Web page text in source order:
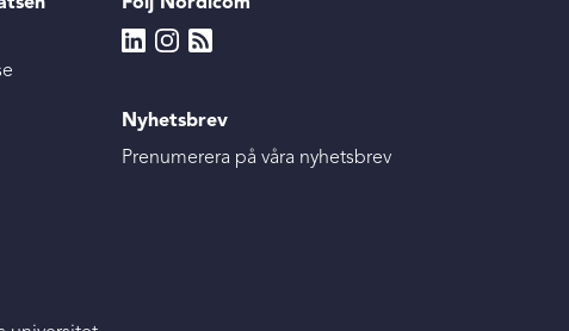
Nyhetsbrev
Prenumerera på våra nyhetsbrev